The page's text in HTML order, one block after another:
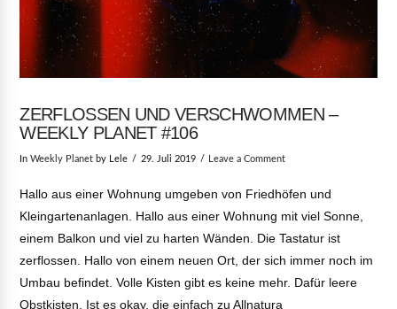
ZERFLOSSEN UND VERSCHWOMMEN –
WEEKLY PLANET #106
InWeekly Planet by Lele 29. Juli 2019 Leave a Comment
Hallo aus einer Wohnung umgeben von Friedhöfen und
Kleingartenanlagen. Hallo aus einer Wohnung mit viel Sonne,
einem Balkon und viel zu harten Wänden. Die Tastatur ist
zerflossen. Hallo von einem neuen Ort, der sich immer noch im
Umbau befindet. Volle Kisten gibt es keine mehr. Dafür leere
Obstkisten. Ist es okay, die einfach zu Allnatura